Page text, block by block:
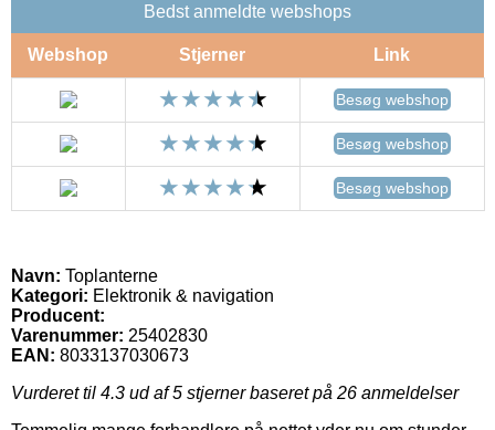
Bedst anmeldte webshops
Webshop Stjerner Link
Besøg webshop
Besøg webshop
Besøg webshop
Navn: Toplanterne
Kategori: Elektronik & navigation
Producent:
Varenummer: 25402830
EAN: 8033137030673
Vurderet til 4.3 ud af 5 stjerner baseret på 26 anmeldelser